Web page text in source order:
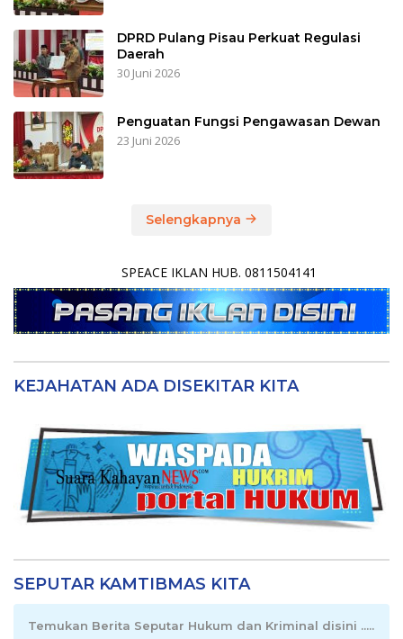
DPRD Pulang Pisau Perkuat Regulasi
Daerah
30 Juni 2026
Penguatan Fungsi Pengawasan Dewan
23 Juni 2026
Selengkapnya
SPEACE IKLAN HUB. 0811504141
KEJAHATAN ADA DISEKITAR KITA
SEPUTAR KAMTIBMAS KITA
Temukan Berita Seputar Hukum dan Kriminal disini .....